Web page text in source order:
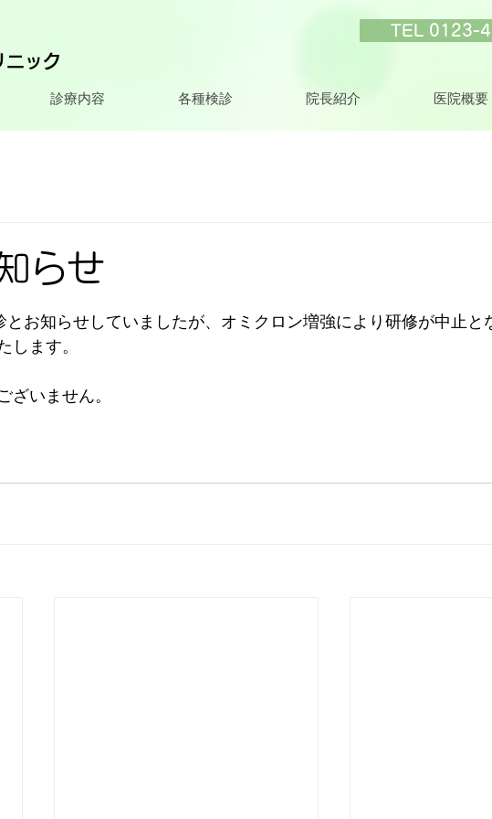
ニック
TEL 0123-
診療内容 各種検診 院長紹介 医院概要
らせ
とお知らせしていましたが、オミクロン増強により 研修が中止と
します。
ざいません。